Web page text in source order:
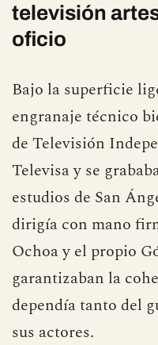
televisión
oficio
Bajo la superficie
engranaje técnico
de Televisión
Televisa y se
estudios de San
dirigía con mano
Ochoa y el propio
garantizaban la
dependía tanto del
sus actores.